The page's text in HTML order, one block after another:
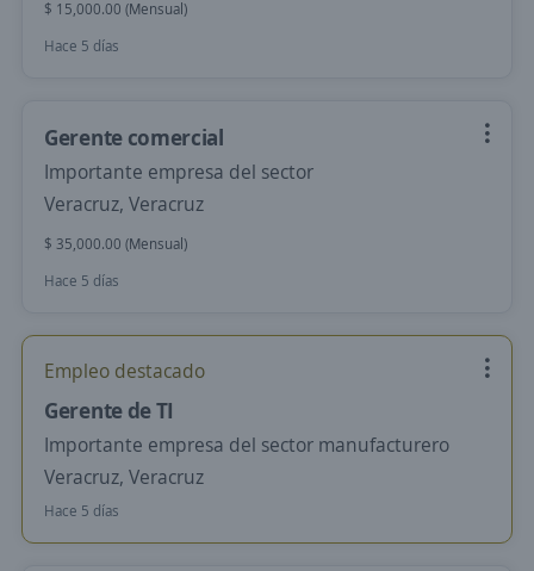
$ 15,000.00 (Mensual)
Hace 5 días
Gerente comercial
Importante empresa del sector
Veracruz, Veracruz
$ 35,000.00 (Mensual)
Hace 5 días
Empleo destacado
Gerente de TI
Importante empresa del sector manufacturero
Veracruz, Veracruz
Hace 5 días